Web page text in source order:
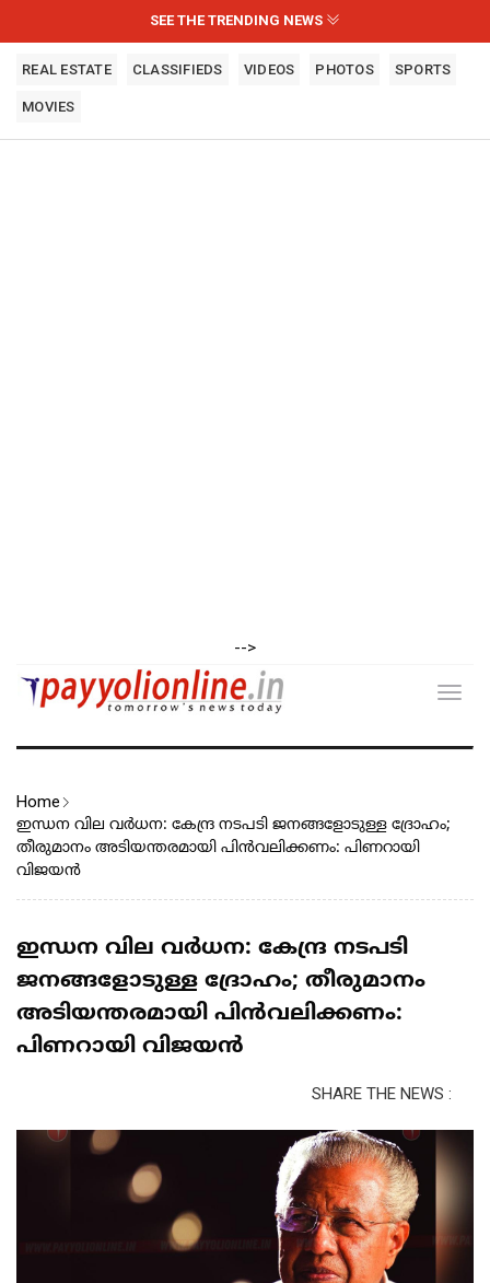
SEE THE TRENDING NEWS
REAL ESTATE CLASSIFIEDS VIDEOS PHOTOS SPORTS
MOVIES
-->
Home
ഇന്ധന വില വര്‍ധന: കേന്ദ്ര നടപടി ജനങ്ങളോടുള്ള ദ്രോഹം;
തീരുമാനം അടിയന്തരമായി പിന്‍വലിക്കണം: പിണറായി
വിജയന്‍
ഇന്ധന വില വര്‍ധന: കേന്ദ്ര നടപടി
ജനങ്ങളോടുള്ള ദ്രോഹം; തീരുമാനം
അടിയന്തരമായി പിന്‍വലിക്കണം:
പിണറായി വിജയന്‍
SHARE THE NEWS :